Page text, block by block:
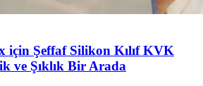
için Şeffaf Silikon Kılıf KVK
ve Şıklık Bir Arada